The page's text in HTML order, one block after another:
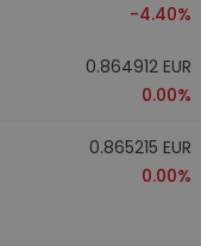
-4.40%
0.864912 EUR
0.00%
0.865215 EUR
0.00%